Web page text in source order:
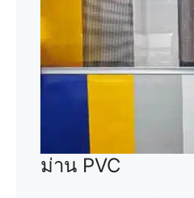
ม่าน PVC